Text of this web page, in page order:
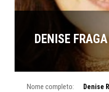
DENISE FRAGA
Nome completo: Denise